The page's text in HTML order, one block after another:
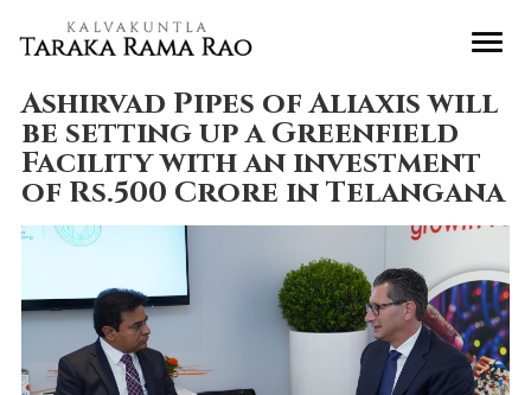
Ashirvad Pipes of Aliaxis will
be setting up a Greenfield
Facility with an investment
of Rs.500 Crore in Telangana